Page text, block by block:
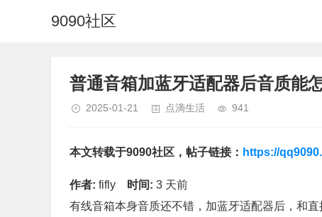
9090社区
普通音箱加蓝牙适配器后音质能
2025-01-21 点滴生活 941
本文转载于9090社区，帖子链接： https://
作者: fifly 时间: 3 天前
有线音箱本身音质还不错，加蓝牙适配器后，和